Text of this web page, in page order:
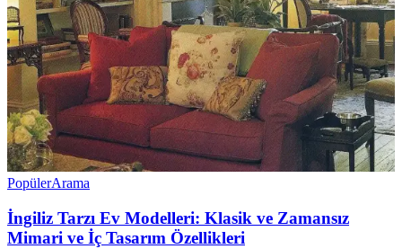
PopülerArama
İngiliz Tarzı Ev Modelleri: Klasik ve Zamansız
Mimari ve İç Tasarım Özellikleri